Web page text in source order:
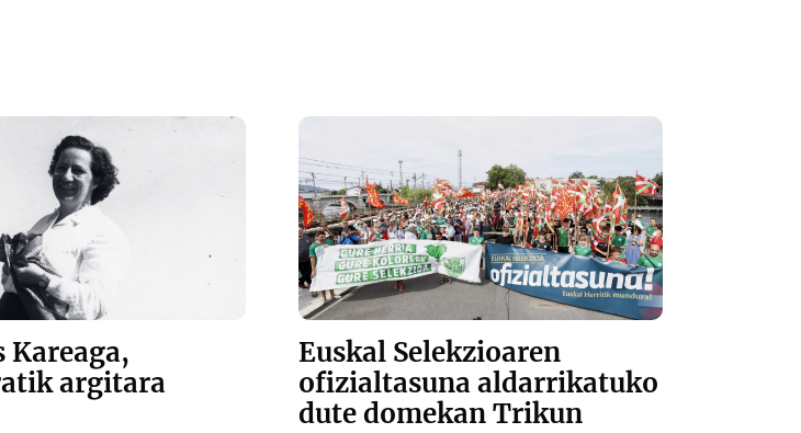
Kareaga,
argitara
Euskal Selekzioaren
ofizialtasuna aldarrikatuko
dute domekan Trikun